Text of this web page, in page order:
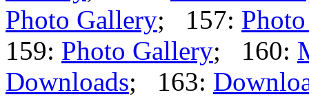
Photo Gallery; 157:
159: Photo Gallery; 160:
Downloads; 163: